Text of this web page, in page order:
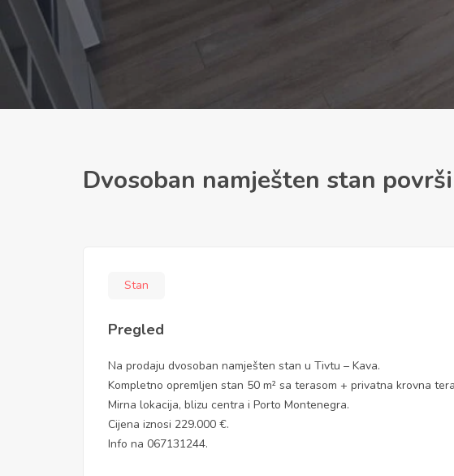
Dvosoban namješten stan
Stan
Pregled
Na prodaju dvosoban namješten stan u Tivtu – Kava.
Kompletno opremljen stan 50 m² sa terasom + privatna krovna
Mirna lokacija, blizu centra i Porto Montenegra.
Cijena iznosi 229.000 €.
Info na 067131244.